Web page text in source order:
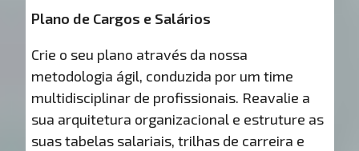
Plano de Cargos e Salários
Crie o seu plano através da nossa
metodologia ágil, conduzida por um time
multidisciplinar de profissionais. Reavalie a
sua arquitetura organizacional e estruture as
suas tabelas salariais, trilhas de carreira e